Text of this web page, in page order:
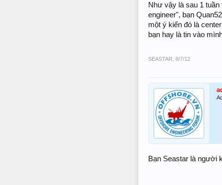
Như vậy là sau 1
engineer", bạn
một ý kiến đó là
bạn hay là tin vào
SEASTAR 8/7/12
Bạn Seastar là người